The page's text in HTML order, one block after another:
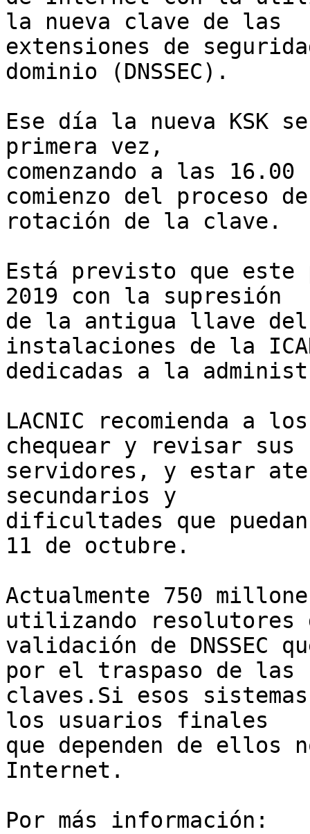
la nueva clave de las
extensiones de
dominio (DNSSEC).
Ese día la nueva KSK
primera vez,
comenzando a las
comienzo del proceso
rotación de la clave.
Está previsto que este
2019 con la supresión
de la antigua llave del
instalaciones de la
dedicadas a la
LACNIC recomienda a
chequear y revisar sus
servidores, y estar
secundarios y
dificultades que
11 de octubre.
Actualmente 750
utilizando resolutores
validación de DNSSEC
por el traspaso de las
claves.Si esos
los usuarios finales
que dependen de ellos
Internet.
Por más información: